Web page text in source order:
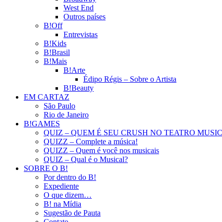
West End
Outros países
B!Off
Entrevistas
B!Kids
B!Brasil
B!Mais
B!Arte
Édipo Régis – Sobre o Artista
B!Beauty
EM CARTAZ
São Paulo
Rio de Janeiro
B!GAMES
QUIZ – QUEM É SEU CRUSH NO TEATRO
QUIZZ – Complete a música!
QUIZZ – Quem é você nos musicais
QUIZ – Qual é o Musical?
SOBRE O B!
Por dentro do B!
Expediente
O que dizem…
B! na Mídia
Sugestão de Pauta